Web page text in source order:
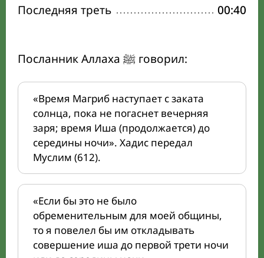
Последняя треть
00:40
Посланник Аллаха ﷺ говорил:
«Время Магриб наступает с заката
солнца, пока не погаснет вечерняя
заря; время Иша (продолжается) до
середины ночи». Хадис передал
Муслим (612).
«Если бы это не было
обременительным для моей общины,
то я повелел бы им откладывать
совершение иша до первой трети ночи